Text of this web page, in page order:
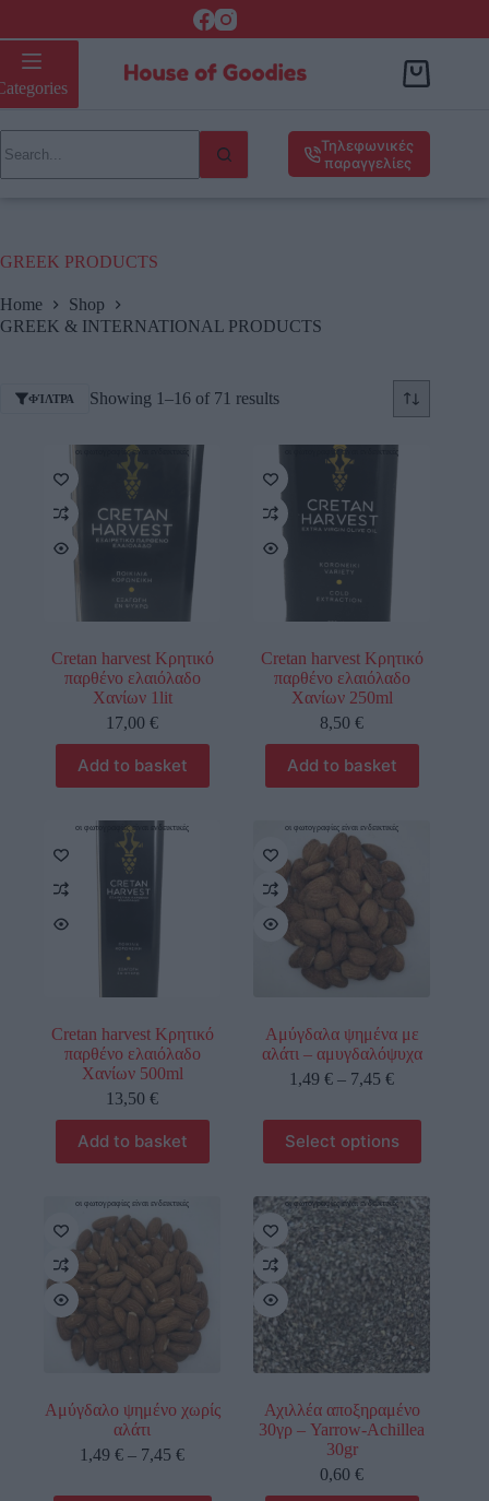
Τηλεφωνικές
παραγγελίες
GREEK PRODUCTS
Home
Shop
GREEK & INTERNATIONAL PRODUCTS
ΦΊΛΤΡΑ Showing 1–16 of 71 results
οι φωτογραφίες είναι ενδεικτικές
Cretan harvest Κρητικό
παρθένο ελαιόλαδο
Χανίων 1lit
17,00€
Add to basket
οι φωτογραφίες είναι ενδεικτικές
Cretan harvest Κρητικό
παρθένο ελαιόλαδο
Χανίων 250ml
8,50€
Add to basket
οι φωτογραφίες είναι ενδεικτικές
Cretan harvest Κρητικό
παρθένο ελαιόλαδο
Χανίων 500ml
13,50€
Add to basket
οι φωτογραφίες είναι ενδεικτικές
Αμύγδαλα ψημένα με
αλάτι – αμυγδαλόψυχα
1,49€ – 7,45€
Select options
οι φωτογραφίες είναι ενδεικτικές
Αμύγδαλο ψημένο χωρίς
αλάτι
1,49€ – 7,45€
οι φωτογραφίες είναι ενδεικτικές
Αχιλλέα αποξηραμένο
30γρ – Yarrow-Achillea
30gr
0,60€